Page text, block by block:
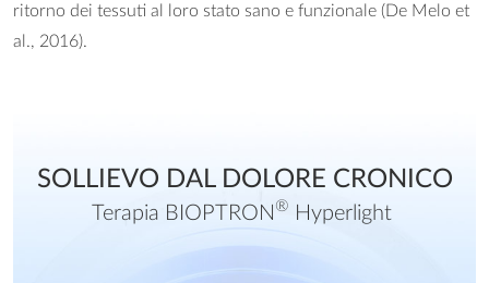
ritorno dei tessuti al loro stato sano e funzionale (De Melo et
al., 2016).
SOLLIEVO DAL DOLORE CRONICO
Terapia BIOPTRON ® Hyperlight